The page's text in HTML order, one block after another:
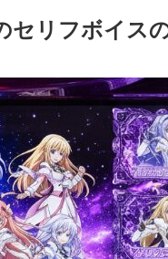
セリフボイス